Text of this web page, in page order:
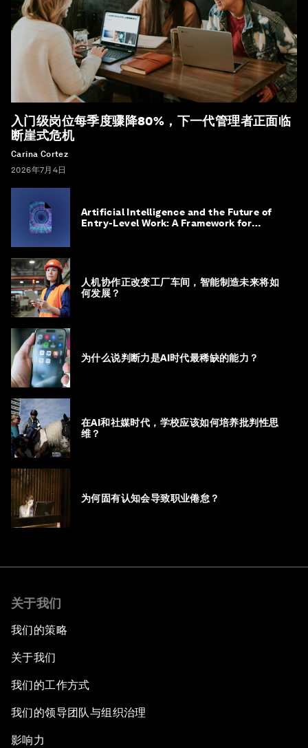
入门级岗位每季度骤降80%，下一代管理者正面临
断崖式危机
Carina Cortez
2026年7月4日
Artificial Intelligence and the Future of
Entry-Level Work: A Framework for
人机协作正改变工厂车间，智能制造未来将如
何发展？
为什么说判断力是AI时代最稀缺的能力？
在AI和社媒时代，学校应该如何培养批判性思
维？
为何固有认知会导致职业倦怠？
关于我们
我们的策略
关于我们
我们的工作方式
我们的领导团队与组织治理
影响力